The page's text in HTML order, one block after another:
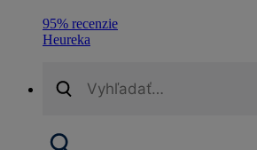
95% recenzie
Heureka